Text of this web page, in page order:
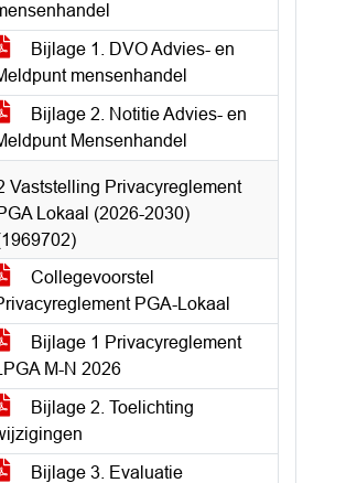
Bijlage 1. DVO Advies- en
mensenhandel
Bijlage 2. Notitie Advies- en
Mensenhandel
Vaststelling Privacyreglement
Lokaal (2026-2030)
Collegevoorstel
PGA-Lokaal
Bijlage 1 Privacyreglement
LPGA M-N 2026
Bijlage 2. Toelichting
Bijlage 3. Evaluatie